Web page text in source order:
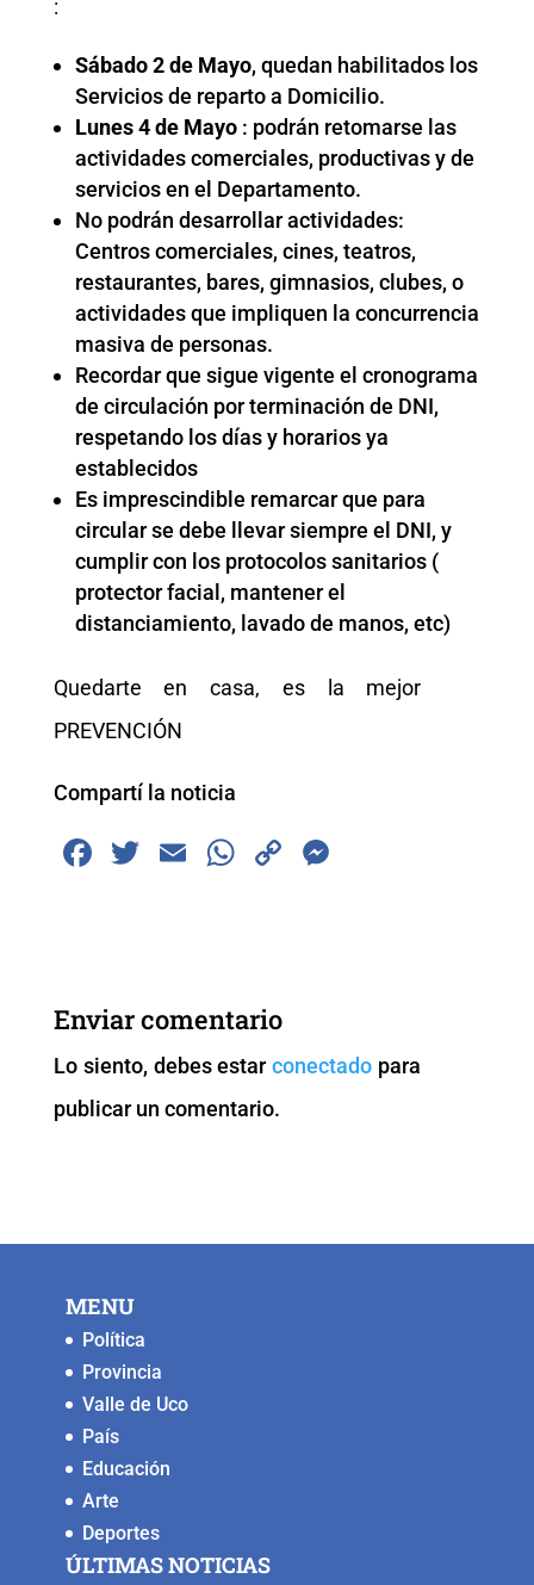
:
Sábado 2 de Mayo, quedan habilitados los
Servicios de reparto a Domicilio.
Lunes 4 de Mayo: podrán retomarse las
actividades comerciales, productivas y de
servicios en el Departamento.
No podrán desarrollar actividades:
Centros comerciales, cines, teatros,
restaurantes, bares, gimnasios, clubes, o
actividades que impliquen la concurrencia
masiva de personas.
Recordar que sigue vigente el cronograma
de circulación por terminación de DNI,
respetando los días y horarios ya
establecidos
Es imprescindible remarcar que para
circular se debe llevar siempre el DNI, y
cumplir con los protocolos sanitarios (
protector facial, mantener el
distanciamiento, lavado de manos, etc)
Quedarte en casa, es la mejor
PREVENCIÓN
Compartí la noticia
F
b
o
o
k
T
E
W
A
p
p
C
k
er
Enviar comentario
Lo siento, debes estarconectado para
publicar un comentario.
MENU
Política
Provincia
Valle de Uco
País
Educación
Arte
Deportes
ÚLTIMAS NOTICIAS